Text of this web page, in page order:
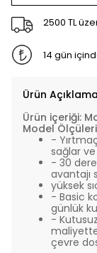
2500 TL
14 gün
Ürün
Ürün içeriği:
Model
-
sağlar ve
- 30
avantajı
yüksek
- Basic
günlük
-
çevre